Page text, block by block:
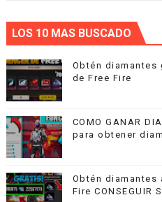
LOS 10 MAS BUSCADO
Obtén
de Free Fire
COMO GANAR
para obtener
Obtén diamantes
Fire CONSEGUIR